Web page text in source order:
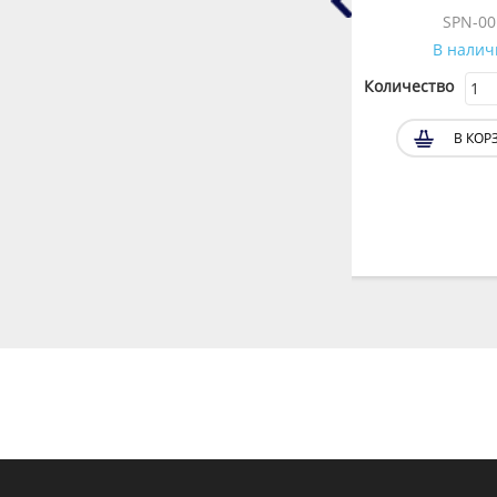
SPN-
В
Количество
В